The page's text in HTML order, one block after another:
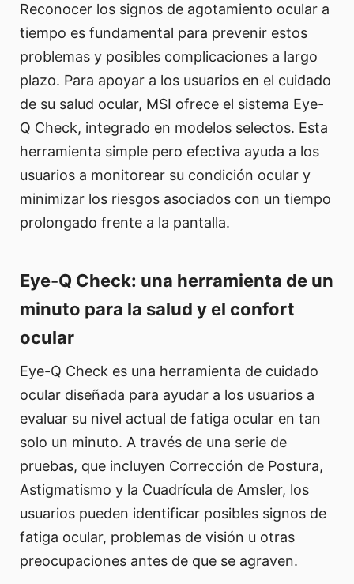
Reconocer los signos de agotamiento ocular a
tiempo es fundamental para prevenir estos
problemas y posibles complicaciones a largo
plazo. Para apoyar a los usuarios en el cuidado
de su salud ocular, MSI ofrece el sistema Eye-
Q Check, integrado en modelos selectos. Esta
herramienta simple pero efectiva ayuda a los
usuarios a monitorear su condición ocular y
minimizar los riesgos asociados con un tiempo
prolongado frente a la pantalla.
Eye-Q Check: una herramienta de un
minuto para la salud y el confort
ocular
Eye-Q Check es una herramienta de cuidado
ocular diseñada para ayudar a los usuarios a
evaluar su nivel actual de fatiga ocular en tan
solo un minuto. A través de una serie de
pruebas, que incluyen Corrección de Postura,
Astigmatismo y la Cuadrícula de Amsler, los
usuarios pueden identificar posibles signos de
fatiga ocular, problemas de visión u otras
preocupaciones antes de que se agraven.